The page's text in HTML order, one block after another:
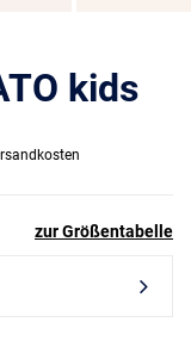
kids
zur Größentabelle